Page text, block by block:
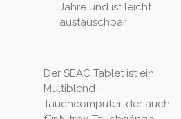
Jahre und ist leicht
austauschbar
Der SEAC Tablet ist ein
Multiblend-
Tauchcomputer, der auch